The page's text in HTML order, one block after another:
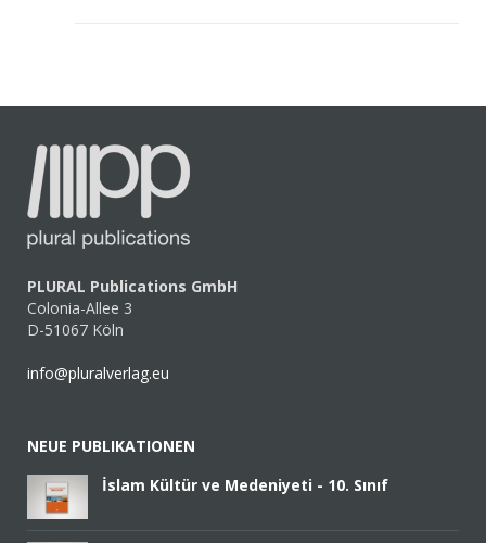
PLURAL Publications GmbH
Colonia-Allee 3
D-51067 Köln
info@pluralverlag.eu
NEUE PUBLIKATIONEN
İslam Kültür ve Medeniyeti - 10. Sınıf